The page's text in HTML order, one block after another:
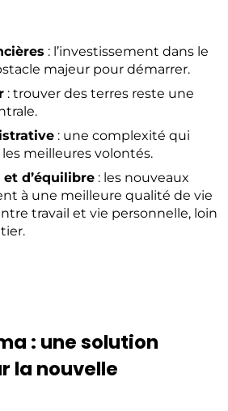
: l’investissement dans le
majeur pour démarrer.
: trouver des terres reste une
: une complexité qui
meilleures volontés.
d’équilibre : les nouveaux
à une meilleure qualité de vie
travail et vie personnelle, loin
: une solution
la nouvelle